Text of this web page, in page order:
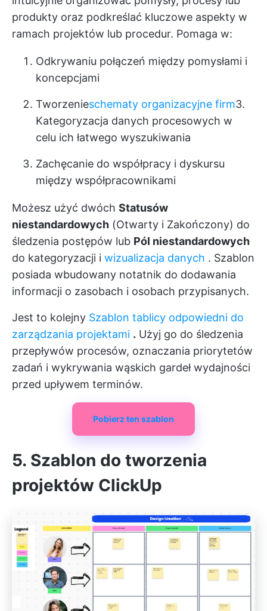
produkty oraz podkreślać kluczowe aspekty w
ramach projektów lub procedur. Pomaga w:
Odkrywaniu połączeń między pomysłami i
koncepcjami
Tworzenieschematy organizacyjne firm3.
Kategoryzacja danych procesowych w
celu ich łatwego wyszukiwania
Zachęcanie do współpracy i dyskursu
między współpracownikami
Możesz użyć dwóch Statusów
niestandardowych (Otwarty i Zakończony) do
śledzenia postępów lub Pól niestandardowych
do kategoryzacji i wizualizacja danych . Szablon
posiada wbudowany notatnik do dodawania
informacji o zasobach i osobach przypisanych.
Jest to kolejny Szablon tablicy odpowiedni do
zarządzania projektami . Użyj go do śledzenia
przepływów procesów, oznaczania priorytetów
zadań i wykrywania wąskich gardeł wydajności
przed upływem terminów.
Pobierz ten szablon
5. Szablon do tworzenia
projektów ClickUp